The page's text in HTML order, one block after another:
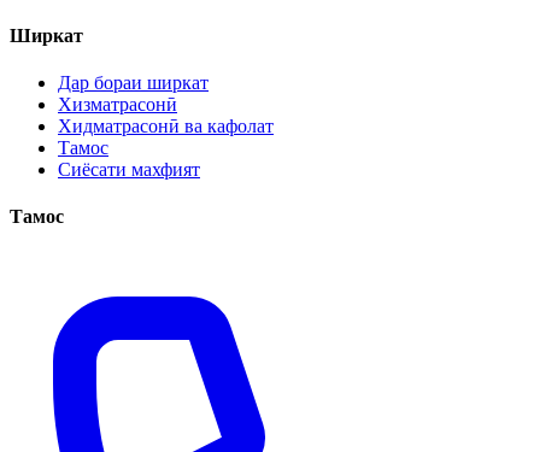
Ширкат
Дар бораи ширкат
Хизматрасонӣ
Хидматрасонӣ ва кафолат
Тамос
Сиёсати махфият
Тамос